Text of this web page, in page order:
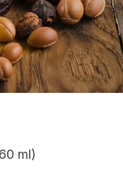
ml)